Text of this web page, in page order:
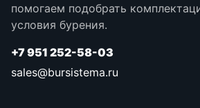
помогаем подобрать
условия бурения.
+7 951 252-58-03
sales@bursistema.ru